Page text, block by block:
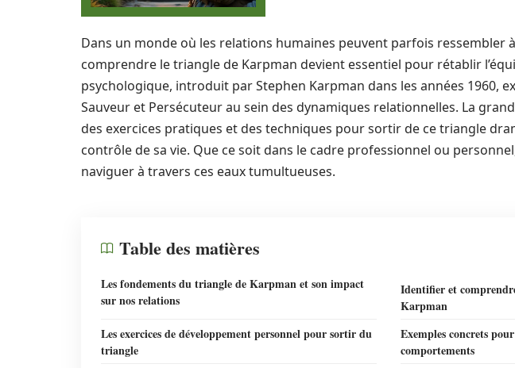
Dans un monde où les relations humaines peuvent parfois ressembler
comprendre le triangle de Karpman devient essentiel pour rétablir
psychologique, introduit par Stephen Karpman dans les années 1960,
Sauveur et Persécuteur au sein des dynamiques relationnelles. La
des exercices pratiques et des techniques pour sortir de ce triangle
contrôle de sa vie. Que ce soit dans le cadre professionnel ou
naviguer à travers ces eaux tumultueuses.
Table des matières
Les fondements du triangle de Karpman et son impact
sur nos relations
Identifier et
Karpman
Les exercices de développement personnel pour sortir du
triangle
Exemples concrets
comportements